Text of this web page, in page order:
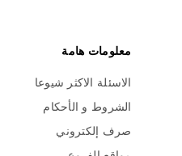
معلومات هامة
الاسئلة الاكثر شيوعا
الشروط و الأحكام
صرف إلكتروني